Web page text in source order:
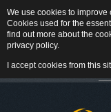
We use cookies to
Cookies used for the
find out more about the
privacy policy.
I accept cookies from this